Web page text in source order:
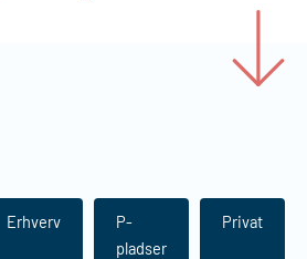
Erhverv
P-
pladser
Privat